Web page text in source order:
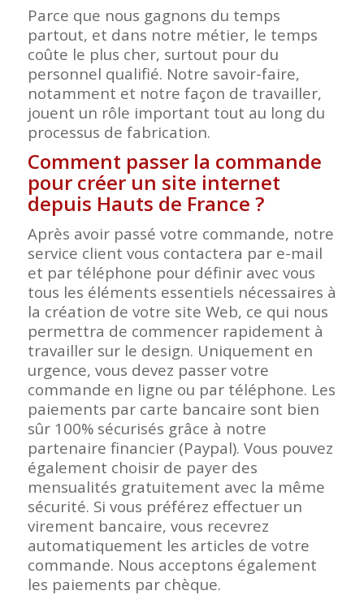
Parce que nous gagnons du temps
partout, et dans notre métier, le temps
coûte le plus cher, surtout pour du
personnel qualifié. Notre savoir-faire,
notamment et notre façon de travailler,
jouent un rôle important tout au long du
processus de fabrication.
Comment passer la commande
pour créer un site internet
depuis Hauts de France ?
Après avoir passé votre commande, notre
service client vous contactera par e-mail
et par téléphone pour définir avec vous
tous les éléments essentiels nécessaires à
la création de votre site Web, ce qui nous
permettra de commencer rapidement à
travailler sur le design. Uniquement en
urgence, vous devez passer votre
commande en ligne ou par téléphone. Les
paiements par carte bancaire sont bien
sûr 100% sécurisés grâce à notre
partenaire financier (Paypal). Vous pouvez
également choisir de payer des
mensualités gratuitement avec la même
sécurité. Si vous préférez effectuer un
virement bancaire, vous recevrez
automatiquement les articles de votre
commande. Nous acceptons également
les paiements par chèque.